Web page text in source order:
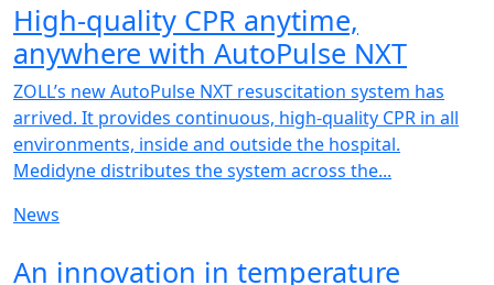
High-quality CPR anytime,
anywhere with AutoPulse NXT
ZOLL’s new AutoPulse NXT resuscitation system has
arrived. It provides continuous, high-quality CPR in all
environments, inside and outside the hospital.
Medidyne distributes the system across the...
News
An innovation in temperature